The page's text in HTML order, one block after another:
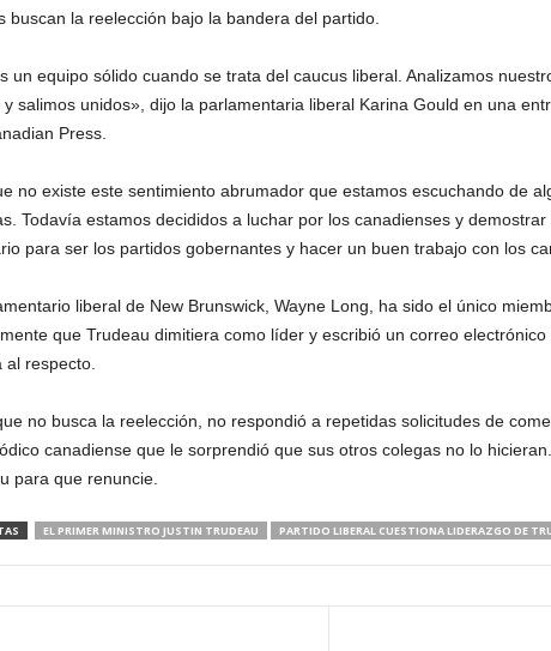
buscan la reelección bajo la bandera del partido.
un equipo sólido cuando se trata del caucus liberal. Analizamos
y salimos unidos», dijo la parlamentaria liberal Karina Gould en una
Press.
no existe este sentimiento abrumador que estamos escuchando de
Todavía estamos decididos a luchar por los canadienses y
para ser los partidos gobernantes y hacer un buen trabajo con los
liberal de New Brunswick, Wayne Long, ha sido el único
que Trudeau dimitiera como líder y escribió un correo
al respecto.
no busca la reelección, no respondió a repetidas solicitudes de
canadiense que le sorprendió que sus otros colegas no lo
para que renuncie.
EL PRIMER MINISTRO JUSTIN TRUDEAU PARTIDO LIBERAL CUESTIONA LIDERAZGO DE